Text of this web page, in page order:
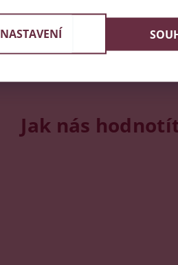
Do 24
Jak nás
NASTAVENÍ